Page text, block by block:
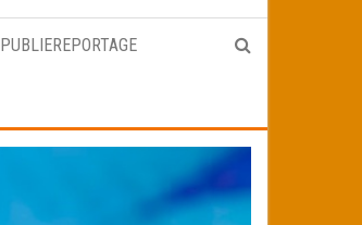
PUBLIEREPORTAGE